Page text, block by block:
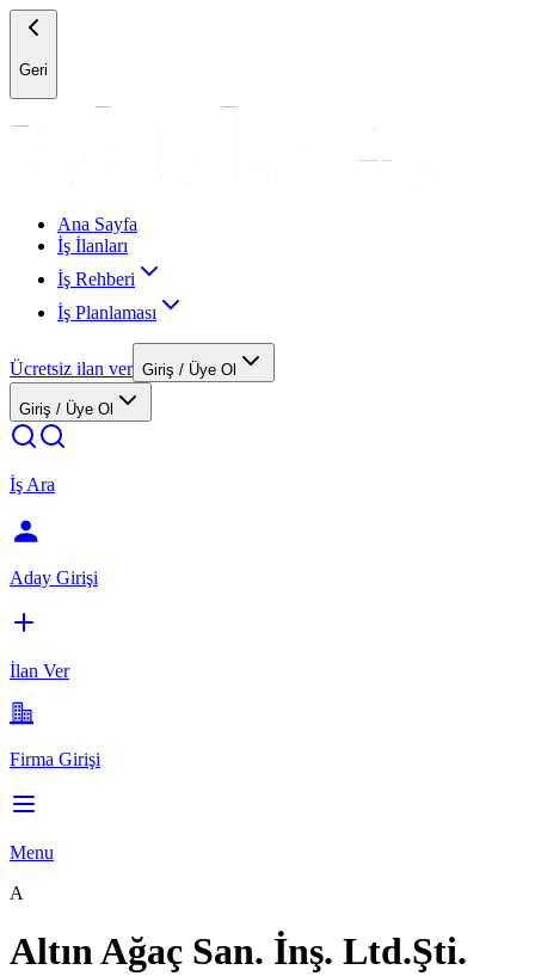
Geri
Ana Sayfa
İş İlanları
İş Rehberi
İş Planlaması
Ücretsiz ilan ver Giriş / Üye Ol
Giriş / Üye Ol
İş Ara
Aday Girişi
İlan Ver
Firma Girişi
Menu
A
Altın Ağaç San. İnş. Ltd.Şti.